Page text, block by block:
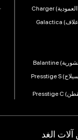
آلات الغد